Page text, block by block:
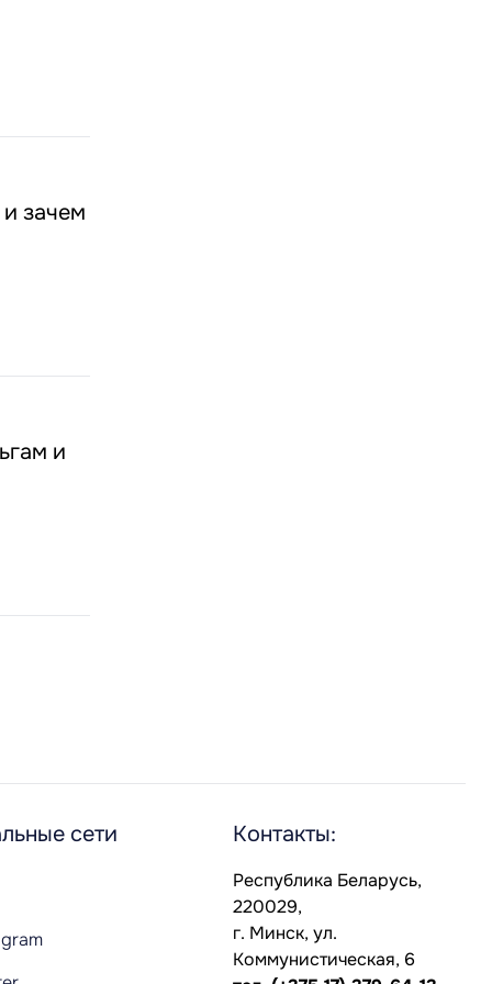
зачем
и
сети Контакты:
Республика Беларусь,
220029,
г. Минск, ул.
Коммунистическая, 6